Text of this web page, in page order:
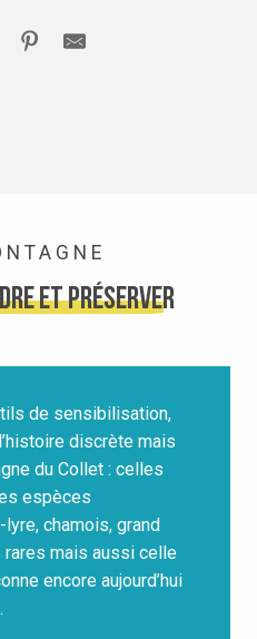
et préserver
de sensibilisation,
discrète mais
du Collet : celles
espèces
chamois, grand
rares mais aussi celle
encore aujourd’hui